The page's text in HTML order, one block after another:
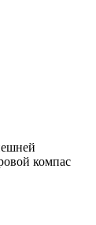
компас